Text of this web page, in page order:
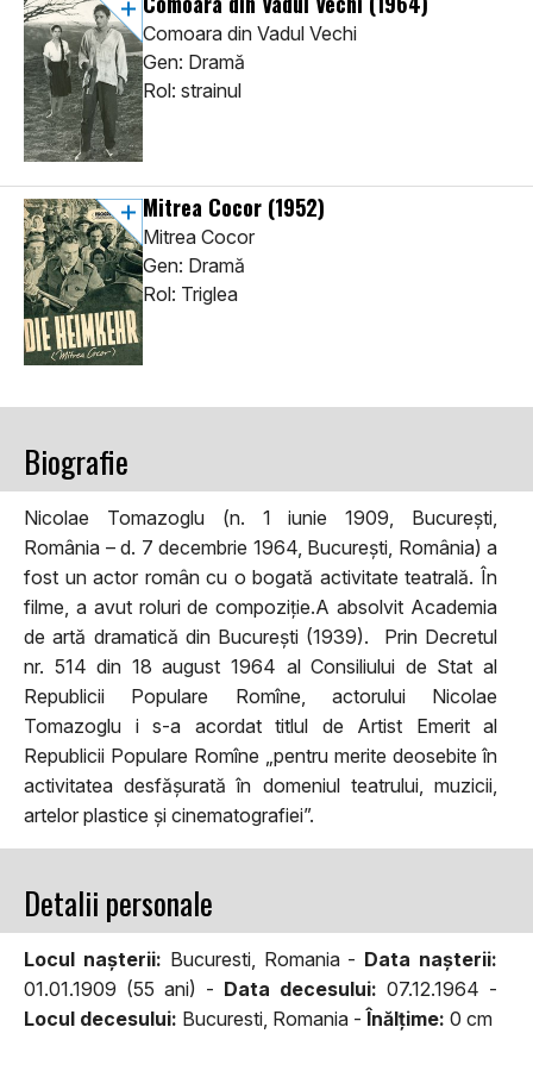
Comoara din Vadul Vechi
Gen: Dramă
Rol: strainul
Mitrea Cocor (1952)
Mitrea Cocor
Gen: Dramă
Rol: Triglea
Biografie
Nicolae Tomazoglu (n. 1 iunie 1909, București,
România – d. 7 decembrie 1964, București, România) a
fost un actor român cu o bogată activitate teatrală. În
filme, a avut roluri de compoziție.A absolvit Academia
de artă dramatică din București (1939). Prin Decretul
nr. 514 din 18 august 1964 al Consiliului de Stat al
Republicii Populare Romîne, actorului Nicolae
Tomazoglu i s-a acordat titlul de Artist Emerit al
Republicii Populare Romîne „pentru merite deosebite în
activitatea desfășurată în domeniul teatrului, muzicii,
artelor plastice și cinematografiei”.
Detalii personale
Locul naşterii: Bucuresti, Romania - Data naşterii:
01.01.1909 (55 ani) - Data decesului: 07.12.1964 -
Locul decesului: Bucuresti, Romania - Înălţime: 0 cm